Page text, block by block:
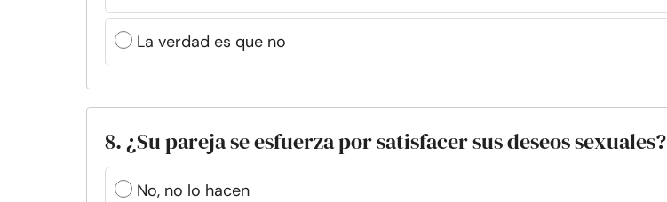
La verdad es que no
8. ¿Su pareja se esfuerza por satisfacer sus deseos sexuales?
No, no lo hacen